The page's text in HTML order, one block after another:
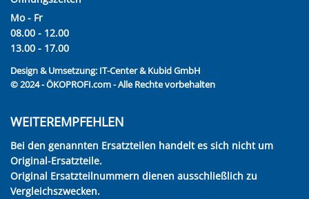
Mo - Fr
08.00 - 12.00
13.00 - 17.00
Design & Umsetzung: IT-Center & Kubid GmbH
© 2024 - ÖKOPROFI.com - Alle Rechte vorbehalten
WEITEREMPFEHLEN
Bei den genannten Ersatzteilen handelt es sich nicht um
Original-Ersatzteile.
Original Ersatzteilnummern dienen ausschließlich zu
Vergleichszwecken.